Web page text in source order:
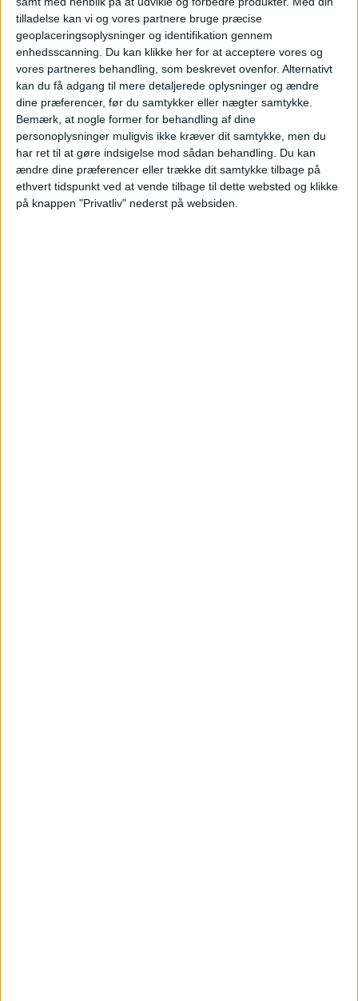
tilladelse kan vi og vores partnere bruge præcise
geoplaceringsoplysninger og identifikation gennem
enhedsscanning. Du kan klikke her for at acceptere vores og
vores partneres behandling, som beskrevet ovenfor. Alternativt
kan du få adgang til mere detaljerede oplysninger og ændre
dine præferencer, før du samtykker eller nægter samtykke.
Bemærk, at nogle former for behandling af dine
personoplysninger muligvis ikke kræver dit samtykke, men du
har ret til at gøre indsigelse mod sådan behandling.
Du kan
ændre dine præferencer eller trække dit samtykke tilbage på
ethvert tidspunkt ved at vende tilbage til dette websted og klikke
på knappen "Privatliv" nederst på websiden.
Easyjet efter
budkamp
Apollo Global Management overtager Easyjet for
5,7 milliarder pund efter måneder med budkamp
om det britiske lavprisselskab.
Her kan du opleve total
solformørkelse